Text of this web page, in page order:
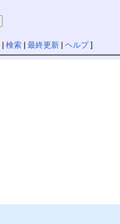
検索 最終更新| ヘルプ]